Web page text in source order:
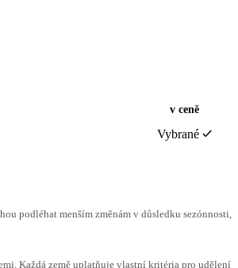
v ceně
Vybrané
podléhat menším změnám v důsledku sezónnosti,
Každá země uplatňuje vlastní kritéria pro udělení